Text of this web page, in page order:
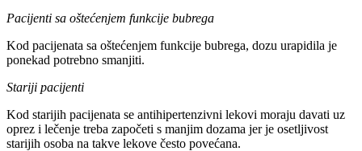
Pacijenti sa oštećenjem funkcije bubrega
Kod pacijenata sa oštećenjem funkcije bubrega, dozu urapidila je
ponekad potrebno smanjiti.
Stariji pacijenti
Kod starijih pacijenata se antihipertenzivni lekovi moraju davati uz
oprez i lečenje treba započeti s manjim dozama jer je osetljivost
starijih osoba na takve lekove često povećana.